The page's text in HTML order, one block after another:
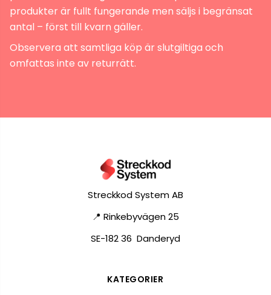
produkter är fullt fungerande men säljs i begränsat
antal – först till kvarn gäller.
Observera att samtliga köp är slutgiltiga och
omfattas inte av returrätt.
Streckkod System AB
📍 Rinkebyvägen 25
SE-182 36 Danderyd
KATEGORIER